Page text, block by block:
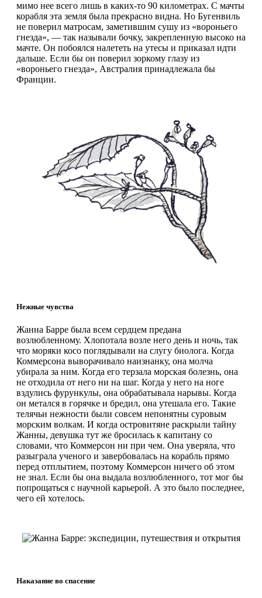
мимо нее всего лишь в каких-то 90 километрах. С мачты
корабля эта земля была прекрасно видна. Но Бугенвиль
не поверил матросам, заметившим сушу из «вороньего
гнезда», — так называли бочку, закрепленную высоко на
мачте. Он побоялся налететь на утесы и приказал идти
дальше. Если бы он поверил зоркому глазу из
«вороньего гнезда», Австралия принадлежала бы
Франции.
Нежные чувства
Жанна Барре была всем сердцем предана
возлюбленному. Хлопотала возле него день и ночь, так
что моряки косо поглядывали на слугу биолога. Когда
Коммерсона выворачивало наизнанку, она молча
убирала за ним. Когда его терзала морская болезнь, она
не отходила от него ни на шаг. Когда у него на ноге
вздулись фурункулы, она обрабатывала нарывы. Когда
он метался в горячке и бредил, она утешала его. Такие
телячьи нежности были совсем непонятны суровым
морским волкам. И когда островитяне раскрыли тайну
Жанны, девушка тут же бросилась к капитану со
словами, что Коммерсон ни при чем. Она уверяла, что
разыграла ученого и завербовалась на корабль прямо
перед отплытием, поэтому Коммерсон ничего об этом
не знал. Если бы она выдала возлюбленного, тот мог бы
попрощаться с научной карьерой. А это было последнее,
чего ей хотелось.
Наказание во спасение